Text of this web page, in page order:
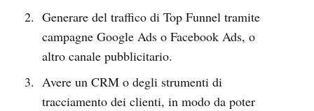
Generare del traffico di Top Funnel tramite
campagne Google Ads o Facebook Ads, o
altro canale pubblicitario.
Avere un CRM o degli strumenti di
tracciamento dei clienti, in modo da poter